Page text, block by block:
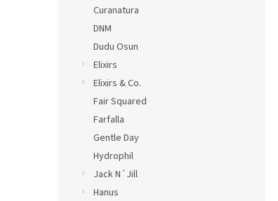
Curanatura
DNM
Dudu Osun
Elixirs
Elixirs & Co.
Fair Squared
Farfalla
Gentle Day
Hydrophil
Jack N´Jill
Hanus